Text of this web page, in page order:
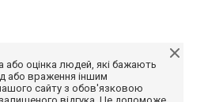
або оцінка людей, які бажають
або враження іншим
сайту з обов'язковою